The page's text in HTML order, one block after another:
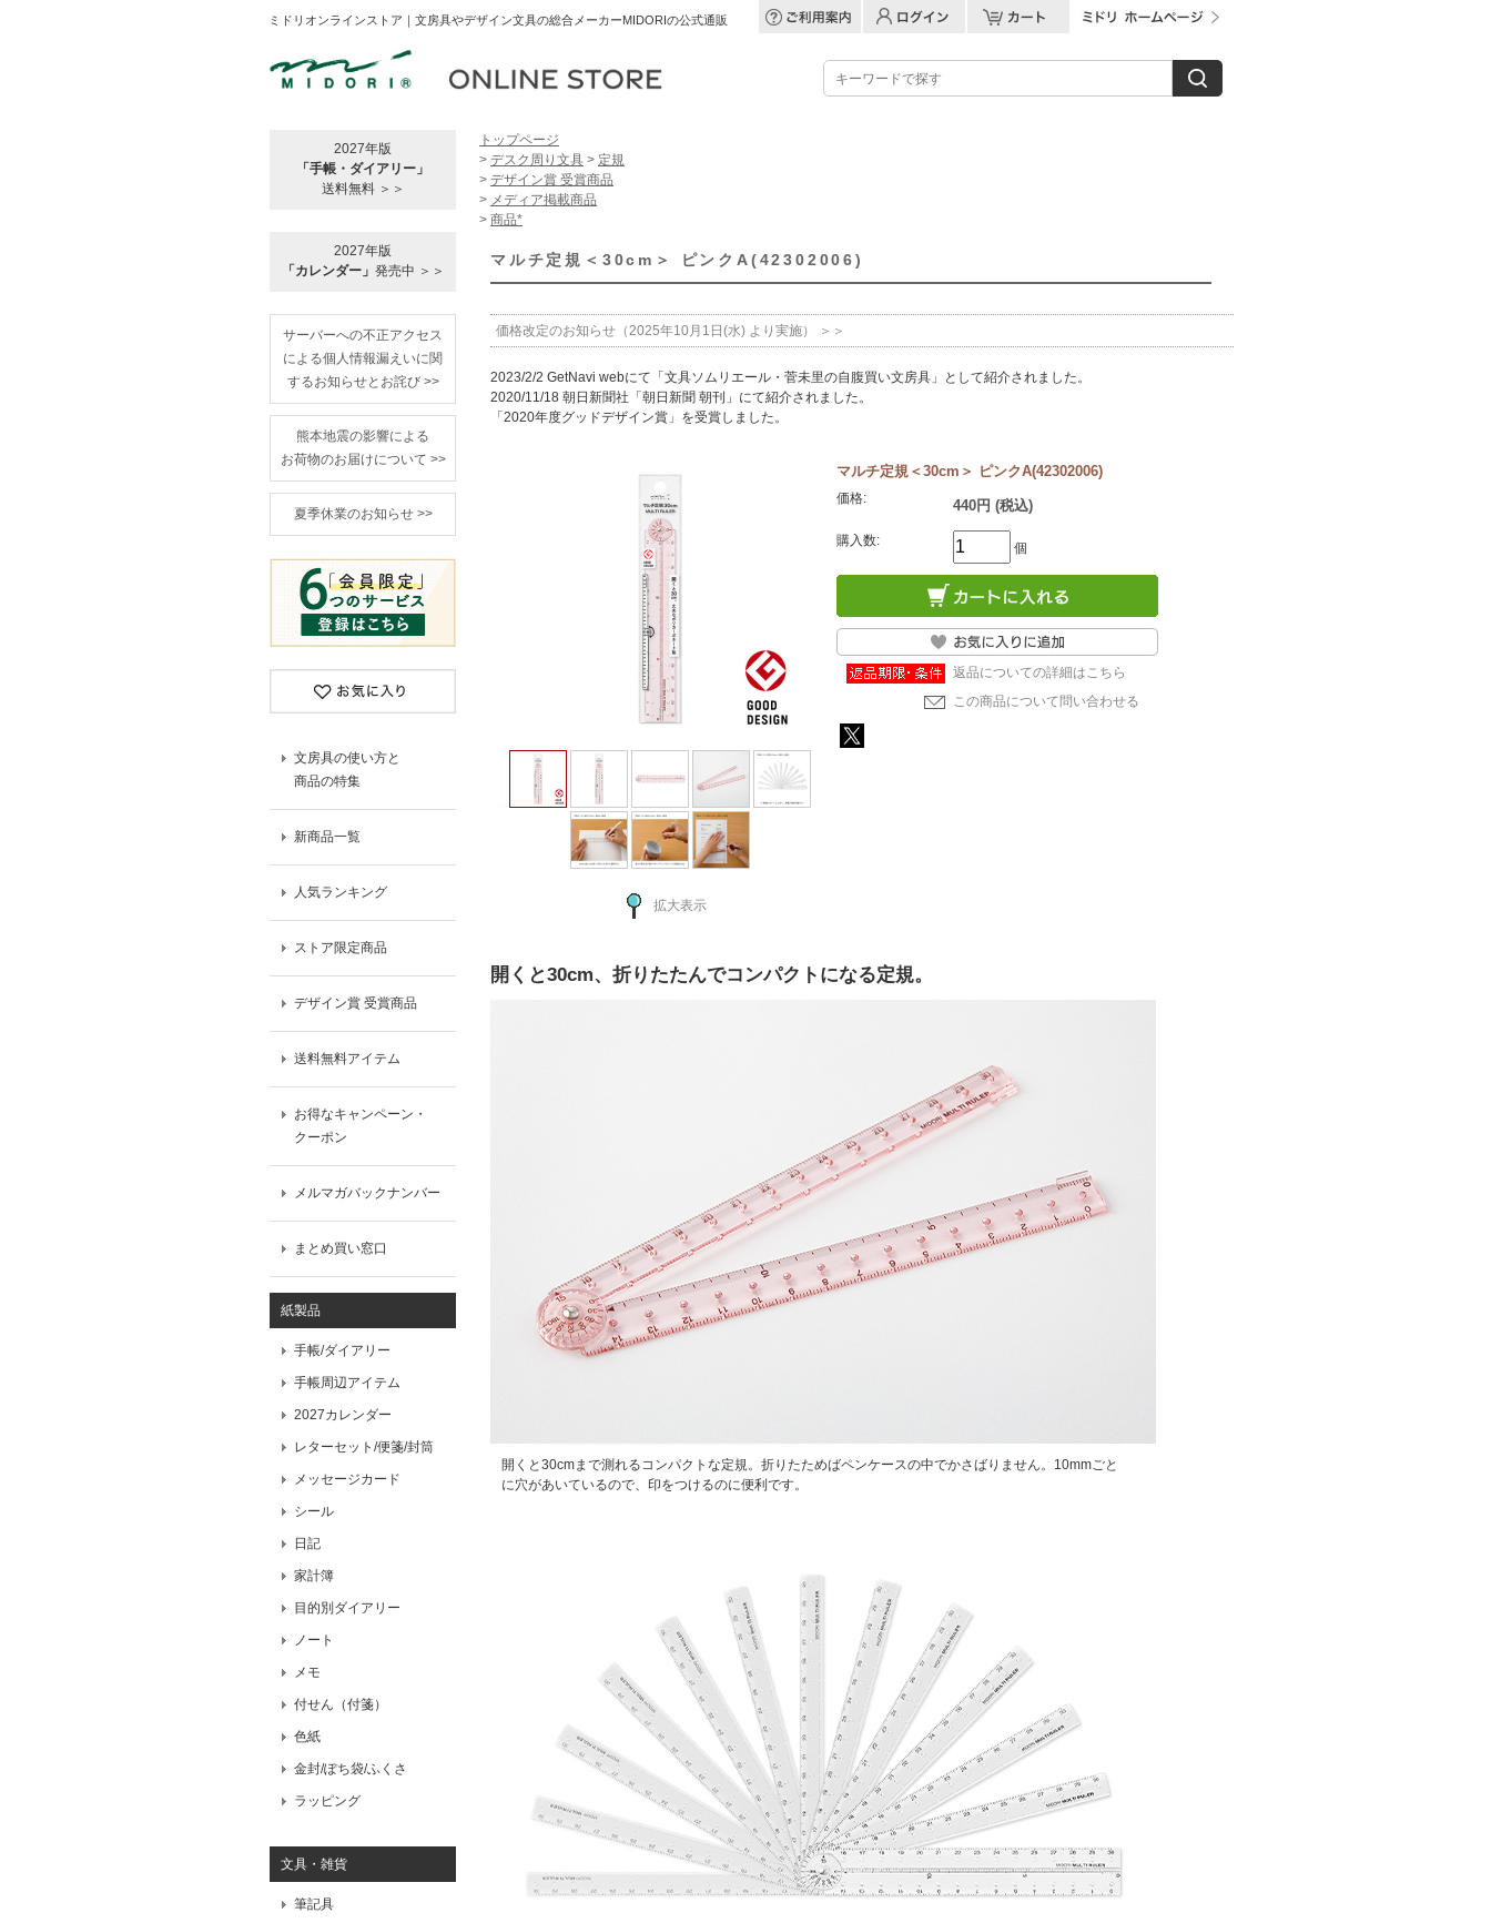
ミドリオンラインストア｜文房具やデザイン文具の総合メーカーMIDORIの公式通販
2027年版
「手帳・ダイアリー」
送料無料 ＞＞
2027年版
「カレンダー」 発売中 ＞＞
サーバーへの不正アクセス
による個人情報漏えいに関
するお知らせとお詫び >>
熊本地震の影響による
お荷物のお届けについて >>
夏季休業のお知らせ >>
文房具の使い方と
商品の特集
新商品一覧
人気ランキング
ストア限定商品
デザイン賞 受賞商品
送料無料アイテム
お得なキャンペーン・
クーポン
メルマガバックナンバー
まとめ買い窓口
紙製品
手帳/ダイアリー
手帳周辺アイテム
2027カレンダー
レターセット/便箋/封筒
メッセージカード
シール
日記
家計簿
目的別ダイアリー
ノート
メモ
付せん（付箋）
色紙
金封/ぽち袋/ふくさ
ラッピング
文具・雑貨
筆記具
トップページ
> デスク周り文具 > 定規
> デザイン賞 受賞商品
> メディア掲載商品
> 商品*
マルチ定規＜30cm＞ ピンクA(42302006)
価格改定のお知らせ（2025年10月1日(水) より実施） ＞＞
2023/2/2 GetNavi webにて「文具ソムリエール・菅未里の自腹買い文房具」として紹介されました。
2020/11/18 朝日新聞社「朝日新聞 朝刊」にて紹介されました。
「2020年度グッドデザイン賞」を受賞しました。
拡大表示
マルチ定規＜30cm＞ ピンクA(42302006)
価格: 440円 (税込)
購入数: 個
返品についての詳細はこちら
この商品について問い合わせる
開くと30cm、折りたたんでコンパクトになる定規。
開くと30cmまで測れるコンパクトな定規。折りたためばペンケースの中でかさばりません。10mmごと
に穴があいているので、印をつけるのに便利です。